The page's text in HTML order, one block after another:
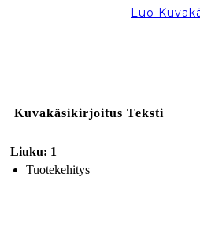
Luo
Kuvakäsikirjoitus Teksti
Liuku: 1
Tuotekehitys